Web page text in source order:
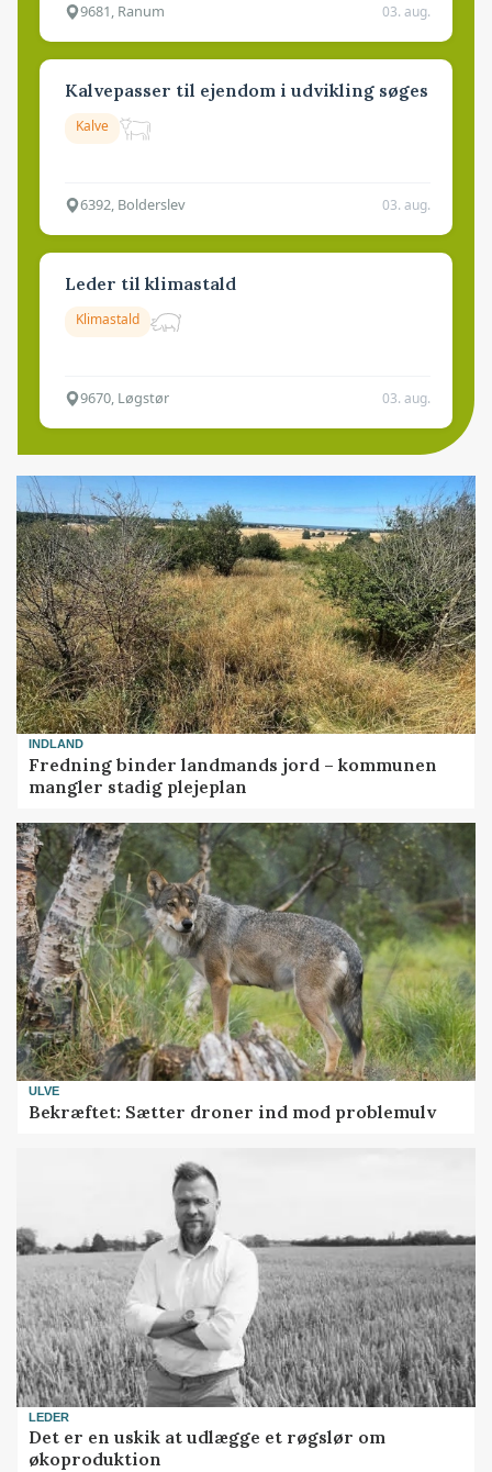
9681, Ranum 03. aug.
Kalvepasser til ejendom i udvikling søges
Kalve
6392, Bolderslev 03. aug.
Leder til klimastald
Klimastald
9670, Løgstør 03. aug.
INDLAND
Fredning binder landmands jord – kommunen
mangler stadig plejeplan
ULVE
Bekræftet: Sætter droner ind mod problemulv
LEDER
Det er en uskik at udlægge et røgslør om
økoproduktion